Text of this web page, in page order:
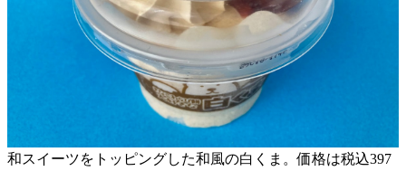
和スイーツをトッピングした和風の白くま。価格は税込397